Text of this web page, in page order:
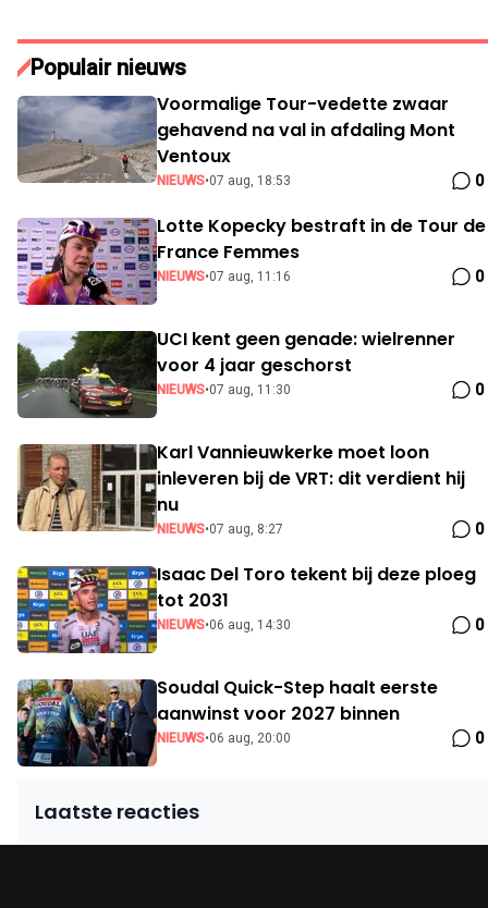
Populair nieuws
Voormalige Tour-vedette zwaar
gehavend na val in afdaling Mont
Ventoux
NIEUWS•07 aug, 18:53 0
Lotte Kopecky bestraft in de Tour de
France Femmes
NIEUWS•07 aug, 11:16 0
UCI kent geen genade: wielrenner
voor 4 jaar geschorst
NIEUWS•07 aug, 11:30 0
Karl Vannieuwkerke moet loon
inleveren bij de VRT: dit verdient hij
nu
NIEUWS•07 aug, 8:27 0
Isaac Del Toro tekent bij deze ploeg
tot 2031
NIEUWS•06 aug, 14:30 0
Soudal Quick-Step haalt eerste
aanwinst voor 2027 binnen
NIEUWS•06 aug, 20:00 0
Laatste reacties